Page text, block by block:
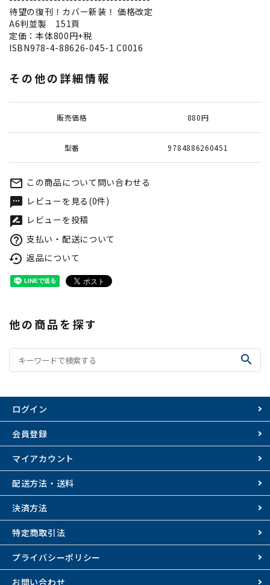
待望の復刊！カバー新装！ 価格改定
A6判並製 151頁
定価：本体800円+税
ISBN978-4-88626-045-1 C0016
その他の詳細情報
販売価格 880円
型番 9784886260451
mail_outline この商品について問い合わせる
textsms レビューを見る(0件)
rate_review レビューを投稿
help_outline 支払い・配送について
settings_backup_restore 返品について
他の商品を探す
search
ログイン
会員登録
マイアカウント
配送方法・送料
決済方法
特定商取引法
プライバシーポリシー
お問い合わせ